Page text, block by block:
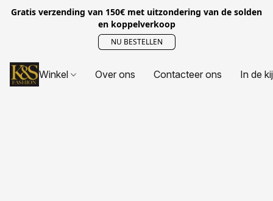
Gratis verzending van 150€ met uitzondering van de solden
en koppelverkoop
NU BESTELLEN
Winkel Over ons Contacteer ons In de